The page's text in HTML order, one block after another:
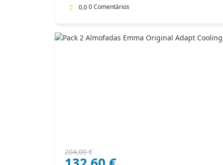
0.00 Comentários
204,00€
O
O